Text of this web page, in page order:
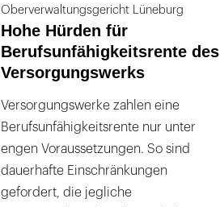
Oberverwaltungsgericht Lüneburg
Hohe Hürden für
Berufsunfähigkeitsrente des
Versorgungswerks
Versorgungswerke zahlen eine
Berufsunfähigkeitsrente nur unter
engen Voraussetzungen. So sind
dauerhafte Einschränkungen
gefordert, die jegliche